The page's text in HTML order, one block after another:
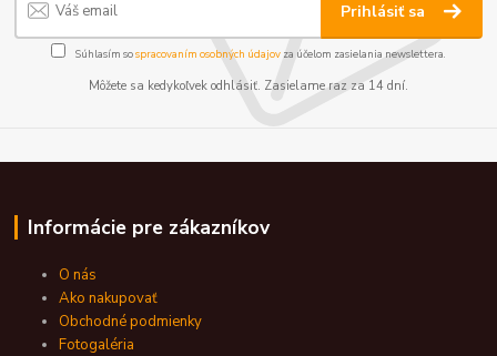
Prihlásiť sa
Súhlasím sospracovaním osobných údajov za účelom zasielania newslettera.
Môžete sa kedykoľvek odhlásiť. Zasielame raz za 14 dní.
Informácie pre zákazníkov
O nás
Ako nakupovať
Obchodné podmienky
Fotogaléria